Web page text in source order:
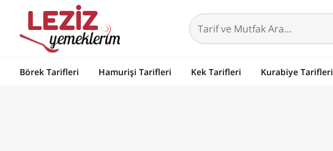
Börek Tarifleri Hamurişi Tarifleri Kek Tarifleri Kurabiye Tarifleri